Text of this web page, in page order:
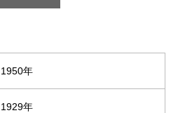
1950年
1929年